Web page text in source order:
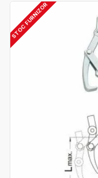
STOC FURNIZOR